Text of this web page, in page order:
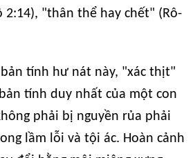
2:14), "thân thể hay chết" (Rô-
tính hư nát này, "xác thịt"
tính duy nhất của một con
phải bị nguyền rủa phải
lầm lỗi và tội ác. Hoàn cảnh